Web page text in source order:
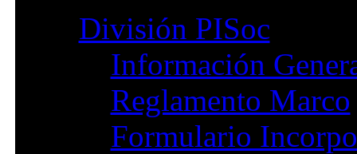
División PISoc
Información
Reglamento Marco
Formulario